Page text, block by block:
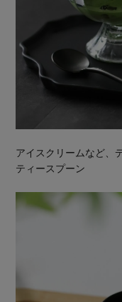
アイスクリームなど、
ティースプーン